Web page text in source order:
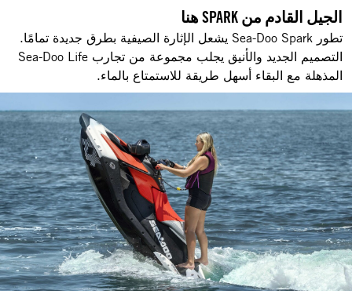
الجيل القادم من SPARK هنا
تطور Sea-Doo Spark يشعل الإثارة الصيفية بطرق جديدة تمامًا.
التصميم الجديد والأنيق يجلب مجموعة من تجارب Sea-Doo Life
المذهلة مع البقاء أسهل طريقة للاستمتاع بالماء.